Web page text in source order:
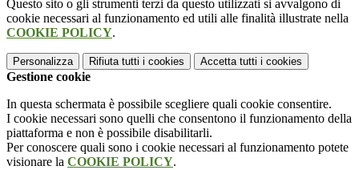
Questo sito o gli strumenti terzi da questo utilizzati si avvalgono di
cookie necessari al funzionamento ed utili alle finalità illustrate nella
COOKIE POLICY.
Personalizza Rifiuta tutti i cookies Accetta tutti i cookies
Gestione cookie
In questa schermata è possibile scegliere quali cookie consentire.
I cookie necessari sono quelli che consentono il funzionamento della
piattaforma e non è possibile disabilitarli.
Per conoscere quali sono i cookie necessari al funzionamento potete
visionare la COOKIE POLICY.